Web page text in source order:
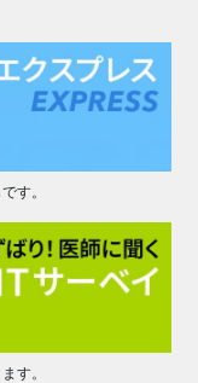
す。
す。